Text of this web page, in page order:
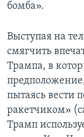
бомба».
Выступая на
смягчить
Трампа, в
пытаясь вести
ракетчиком»
Трамп